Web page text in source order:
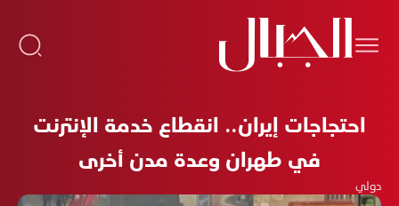
احتجاجات إيران.. انقطاع خدمة الإنترنت
في طهران وعدة مدن أخرى
دولي